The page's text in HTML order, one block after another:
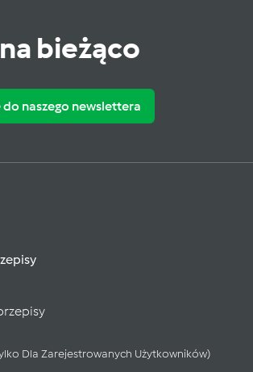
na bieżąco
do naszego newslettera
Dla Zarejestrowanych Użytkowników)